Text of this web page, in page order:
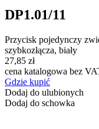
DP1.01/11
Przycisk pojedynczy
szybkozłącza, biały
27,85 zł
cena katalogowa bez
Gdzie kupić
Dodaj do ulubionych
Dodaj do schowka